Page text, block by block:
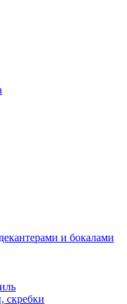
и бокалами
скребки